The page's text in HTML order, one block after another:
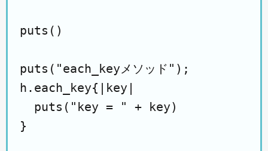
puts()
puts("each_keyメソッド");
h.each_key{|key|
  puts("key = " + key)
}